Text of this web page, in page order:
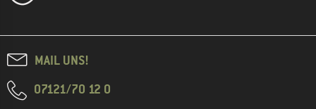
MAIL UNS!
07121/70 12 0